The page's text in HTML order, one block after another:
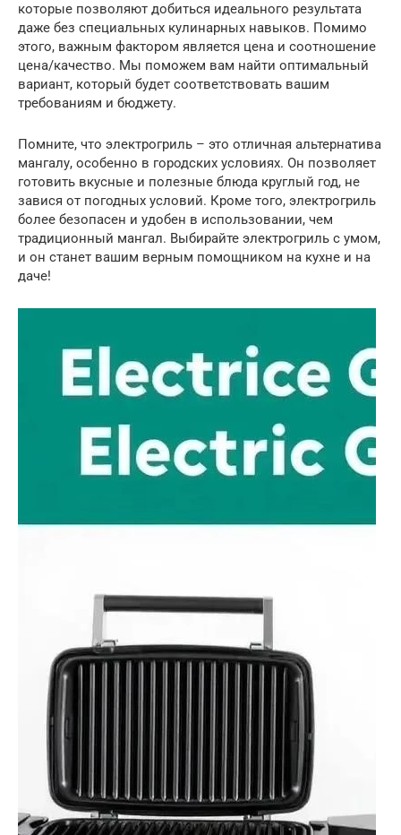
которые позволяют добиться идеального результата
даже без специальных кулинарных навыков. Помимо
этого, важным фактором является цена и соотношение
цена/качество. Мы поможем вам найти оптимальный
вариант, который будет соответствовать вашим
требованиям и бюджету.
Помните, что электрогриль – это отличная альтернатива
мангалу, особенно в городских условиях. Он позволяет
готовить вкусные и полезные блюда круглый год, не
завися от погодных условий. Кроме того, электрогриль
более безопасен и удобен в использовании, чем
традиционный мангал. Выбирайте электрогриль с умом,
и он станет вашим верным помощником на кухне и на
даче!